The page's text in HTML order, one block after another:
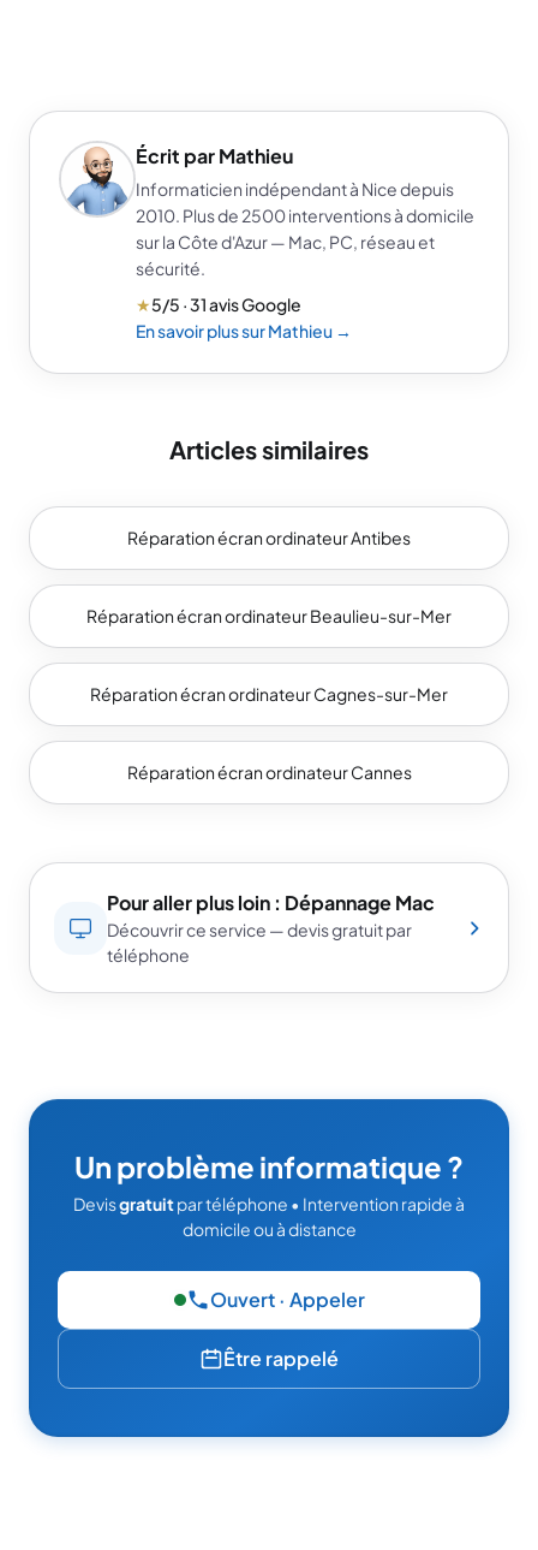
Écrit par Mathieu
Informaticien indépendant à Nice depuis
2010. Plus de 2500 interventions à domicile
sur la Côte d'Azur — Mac, PC, réseau et
sécurité.
★5/5 · 31 avis Google
En savoir plus sur Mathieu →
Articles similaires
Réparation écran ordinateur Antibes
Réparation écran ordinateur Beaulieu-sur-Mer
Réparation écran ordinateur Cagnes-sur-Mer
Réparation écran ordinateur Cannes
Pour aller plus loin : Dépannage Mac
Découvrir ce service — devis gratuit par
téléphone
Un problème informatique ?
Devisgratuitpar téléphone • Intervention rapide à
domicile ou à distance
Ouvert · Appeler— 06 49 95 52 86
Être rappelé